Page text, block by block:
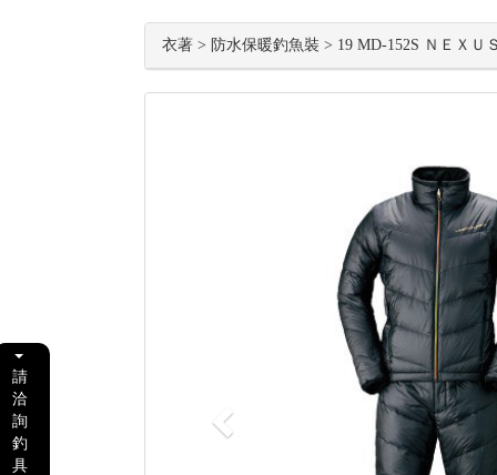
請
洽
詢
釣
具
衣著 > 防水保暖釣魚裝 > 19 MD-152S ＮＥＸＵ